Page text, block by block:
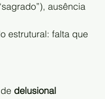
ausência
estrutural: falta que
delusional